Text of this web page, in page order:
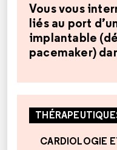
Vous vous
liés au port
implantable
pacemaker)
CARDIOLOGIE